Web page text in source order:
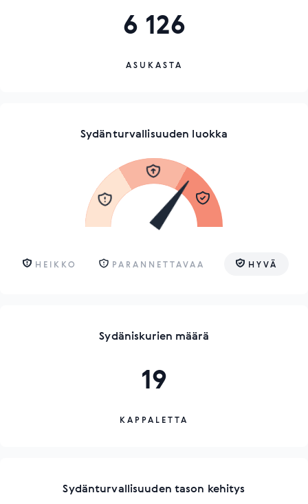
6 126
ASUKASTA
Sydänturvallisuuden luokka
HEIKKO PARANNETTAVAA HYVÄ
Sydäniskurien määrä
19
KAPPALETTA
Sydänturvallisuuden tason kehitys